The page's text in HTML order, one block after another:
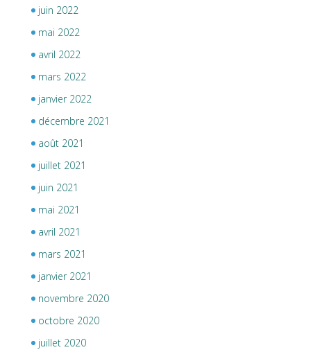
juin 2022
mai 2022
avril 2022
mars 2022
janvier 2022
décembre 2021
août 2021
juillet 2021
juin 2021
mai 2021
avril 2021
mars 2021
janvier 2021
novembre 2020
octobre 2020
juillet 2020